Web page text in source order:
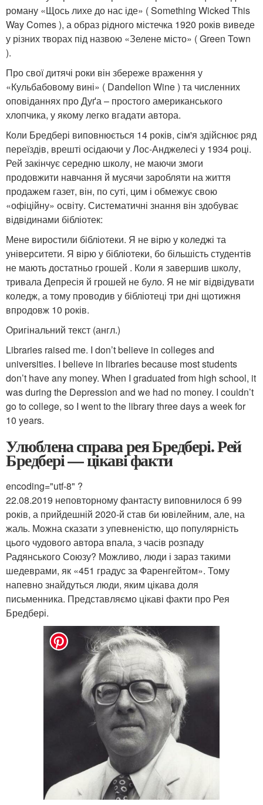
роману «Щось лихе до нас іде» ( Something Wicked This
Way Comes ), а образ рідного містечка 1920 років виведе
у різних творах під назвою «Зелене місто» ( Green Town
).
Про свої дитячі роки він збереже враження у
«Кульбабовому вині» ( Dandelion Wine ) та численних
оповіданнях про Дуґа – простого американського
хлопчика, у якому легко вгадати автора.
Коли Бредбері виповнюється 14 років, сім'я здійснює ряд
переїздів, врешті осідаючи у Лос-Анджелесі у 1934 році.
Рей закінчує середню школу, не маючи змоги
продовжити навчання й мусячи заробляти на життя
продажем газет, він, по суті, цим і обмежує свою
«офіційну» освіту. Систематичні знання він здобуває
відвідинами бібліотек:
Мене виростили бібліотеки. Я не вірю у коледжі та
університети. Я вірю у бібліотеки, бо більшість студентів
не мають достатньо грошей . Коли я завершив школу,
тривала Депресія й грошей не було. Я не міг відвідувати
коледж, а тому проводив у бібліотеці три дні щотижня
впродовж 10 років.
Оригінальний текст (англ.)
Libraries raised me. I don’t believe in colleges and
universities. I believe in libraries because most students
don’t have any money. When I graduated from high school, it
was during the Depression and we had no money. I couldn’t
go to college, so I went to the library three days a week for
10 years.
Улюблена справа рея Бредбері. Рей
Бредбері — цікаві факти
encoding="utf-8" ?
22.08.2019 неповторному фантасту виповнилося б 99
років, а прийдешній 2020-й став би ювілейним, але, на
жаль. Можна сказати з упевненістю, що популярність
цього чудового автора впала, з часів розпаду
Радянського Союзу? Можливо, люди і зараз такими
шедеврами, як «451 градус за Фаренгейтом». Тому
напевно знайдуться люди, яким цікава доля
письменника. Представляємо цікаві факти про Рея
Бредбері.